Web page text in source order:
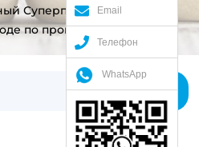
Суперпластификатор
по производству блоков
Email
Телефон
WhatsApp